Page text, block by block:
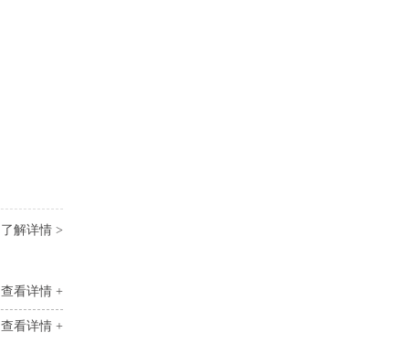
了解详情 >
查看详情 +
查看详情 +